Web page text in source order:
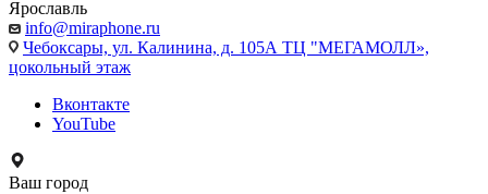
Ярославль
info@miraphone.ru
Чебоксары, ул. Калинина, д. 105А ТЦ "МЕГАМОЛЛ»,
цокольный этаж
Вконтакте
YouTube
Ваш город